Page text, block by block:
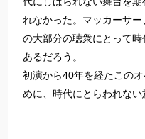
れなかった。 マッカーサー
の大部分の聴衆にとって
あるだろう 。
初演から40年を経たこのオ
めに、時代にとらわれな